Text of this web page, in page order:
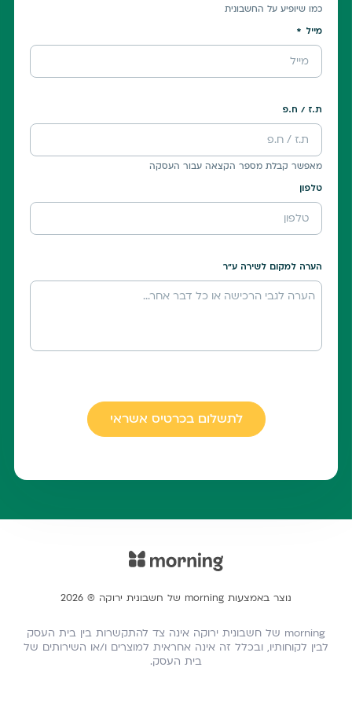
כמו שיופיע על החשבונית
מייל
ת.ז / ח.פ
מאפשר קבלת מספר הקצאה עבור העסקה
טלפון
הערה למקום לשירה ע"ר
לתשלום בכרטיס אשראי
נוצר באמצעות morning של חשבונית ירוקה ® 2026
morning של חשבונית ירוקה אינה צד להתקשרות בין בית העסק
לבין לקוחותיו, ובכלל זה אינה אחראית למוצרים ו/או השירותים של
בית העסק.